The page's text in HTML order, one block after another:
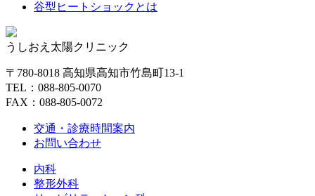
谷型ヒートショックとは
うしおえ太陽クリニック
〒780-8018 高知県高知市竹島町13-1
TEL：088-805-0070
FAX：088-805-0072
交通・診療時間案内
お問い合わせ
内科
整形外科